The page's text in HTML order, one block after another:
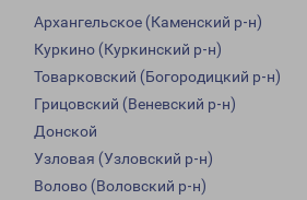
Архангельское (Каменский р-н)
Куркино (Куркинский р-н)
Товарковский (Богородицкий р-н)
Грицовский (Веневский р-н)
Донской
Узловая (Узловский р-н)
Волово (Воловский р-н)